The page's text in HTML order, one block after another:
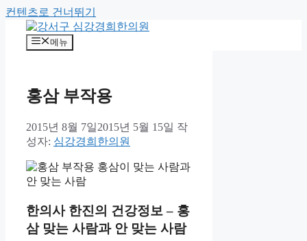
컨텐츠로 건너뛰기
메뉴
홍삼 부작용
2015년 8월 7일2015년 5월 15일 작
성자: 심강경희한의원
한의사 한진의 건강정보 – 홍
삼 맞는 사람과 안 맞는 사람